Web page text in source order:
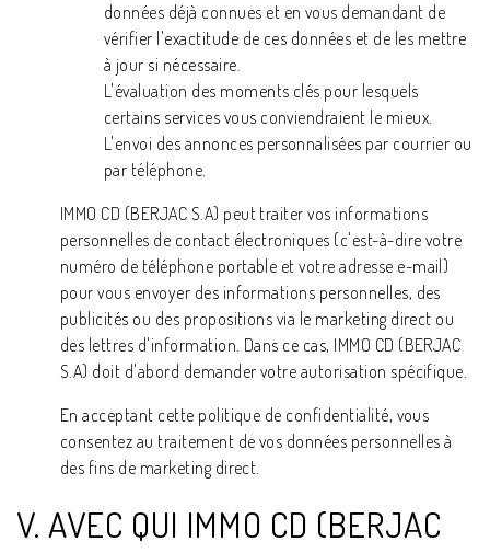
données déjà connues et en vous demandant de
vérifier l'exactitude de ces données et de les mettre
à jour si nécessaire.
L'évaluation des moments clés pour lesquels
certains services vous conviendraient le mieux.
L'envoi des annonces personnalisées par courrier ou
par téléphone.
IMMO CD (BERJAC S.A) peut traiter vos informations
personnelles de contact électroniques (c'est-à-dire votre
numéro de téléphone portable et votre adresse e-mail)
pour vous envoyer des informations personnelles, des
publicités ou des propositions via le marketing direct ou
des lettres d'information. Dans ce cas, IMMO CD (BERJAC
S.A) doit d'abord demander votre autorisation spécifique.
En acceptant cette politique de confidentialité, vous
consentez au traitement de vos données personnelles à
des fins de marketing direct.
V. AVEC QUI IMMO CD (BERJAC